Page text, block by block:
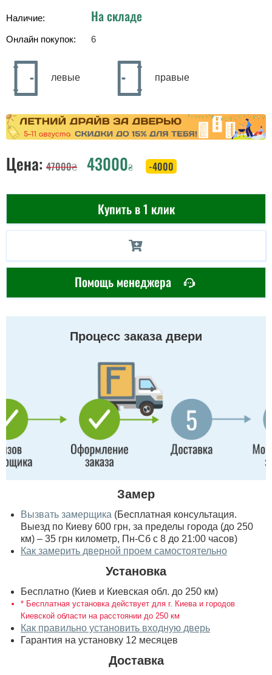
Наличие: На складе
Онлайн покупок: 6
левые правые
Цена: 47000₴ 43000₴ -4000
Купить в 1 клик
Помощь менеджера
Процесс заказа двери
Замер
Вызвать замерщика (Бесплатная консультация.
Выезд по Киеву 600 грн, за пределы города (до 250
км) – 35 грн километр, Пн-Сб с 8 до 21:00 часов)
Как замерить дверной проем самостоятельно
Установка
Бесплатно (Киев и Киевская обл. до 250 км)
* Бесплатная установка действует для г. Киева и городов
Киевской области на расстоянии до 250 км
Как правильно установить входную дверь
Гарантия на установку 12 месяцев
Доставка